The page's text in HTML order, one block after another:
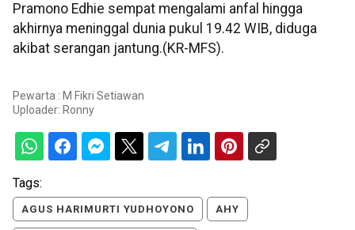
Pramono Edhie sempat mengalami anfal hingga
akhirnya meninggal dunia pukul 19.42 WIB, diduga
akibat serangan jantung.(KR-MFS).
Pewarta : M Fikri Setiawan
Uploader: Ronny
Tags:
AGUS HARIMURTI YUDHOYONO AHY